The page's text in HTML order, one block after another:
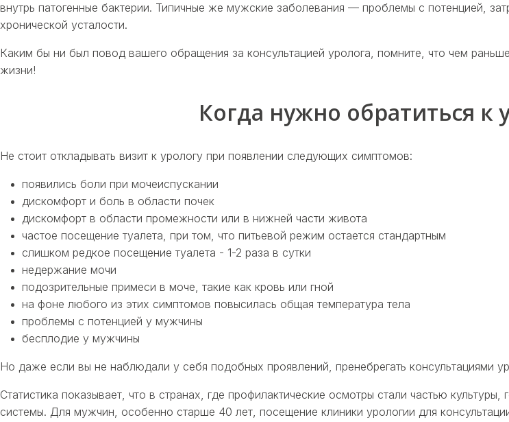
внутрь патогенные бактерии. Типичные же мужские заболевания — проблемы с потенцией,
хронической усталости.
Каким бы ни был повод вашего обращения за консультацией уролога, помните, что чем
жизни!
Когда нужно обратиться к
Не стоит откладывать визит к урологу при появлении следующих симптомов:
появились боли при мочеиспускании
дискомфорт и боль в области почек
дискомфорт в области промежности или в нижней части живота
частое посещение туалета, при том, что питьевой режим остается стандартным
слишком редкое посещение туалета - 1-2 раза в сутки
недержание мочи
подозрительные примеси в моче, такие как кровь или гной
на фоне любого из этих симптомов повысилась общая температура тела
проблемы с потенцией у мужчины
бесплодие у мужчины
Но даже если вы не наблюдали у себя подобных проявлений, пренебрегать консультациями
Статистика показывает, что в странах, где профилактические осмотры стали частью
системы. Для мужчин, особенно старше 40 лет, посещение клиники урологии для